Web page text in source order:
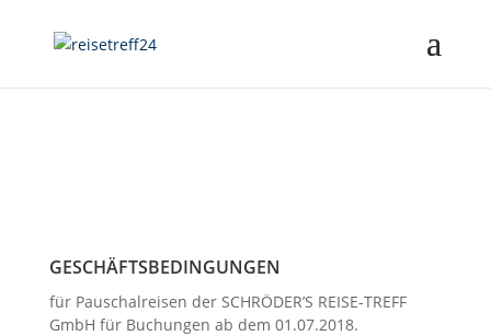
GESCHÄFTSBEDINGUNGEN
für Pauschalreisen der SCHRÖDER’S REISE-TREFF
GmbH für Buchungen ab dem 01.07.2018.